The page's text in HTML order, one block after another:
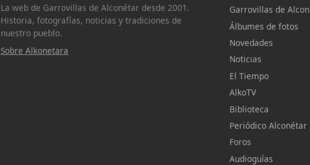
La web de Garrovillas de Alconétar desde 2001.
Historia, fotografías, noticias y tradiciones de
nuestro pueblo.
Sobre Alkonetara
Garrovillas de
Álbumes de fotos
Novedades
Noticias
El Tiempo
AlkoTV
Biblioteca
Periódico Alconétar
Foros
Audioguías